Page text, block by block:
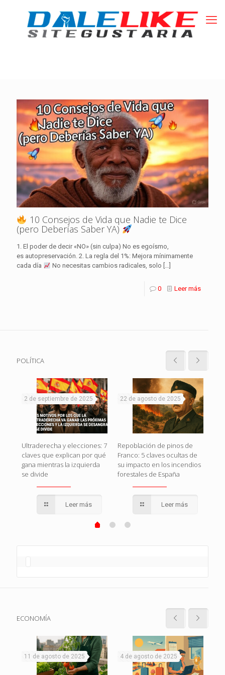
10 Consejos de Vida que Nadie te Dice
(pero Deberías Saber YA)
1. El poder de decir «NO» (sin culpa) No es egoísmo,
es autopreservación. 2. La regla del 1%: Mejora mínimamente
cada día
No necesitas cambios radicales, solo […]
0 Leer más
POLÍTICA
2 de septiembre de 2025
Ultraderecha y elecciones: 7
claves que explican por qué
gana mientras la izquierda
se divide
Leer más
22 de agosto de 2025
Repoblación de pinos de
Franco: 5 claves ocultas de
su impacto en los incendios
forestales de España
Leer más
ECONOMÍA
11 de agosto de 2025 4 de agosto de 2025